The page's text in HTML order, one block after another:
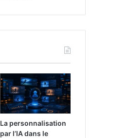
La personnalisation
par l’IA dans le